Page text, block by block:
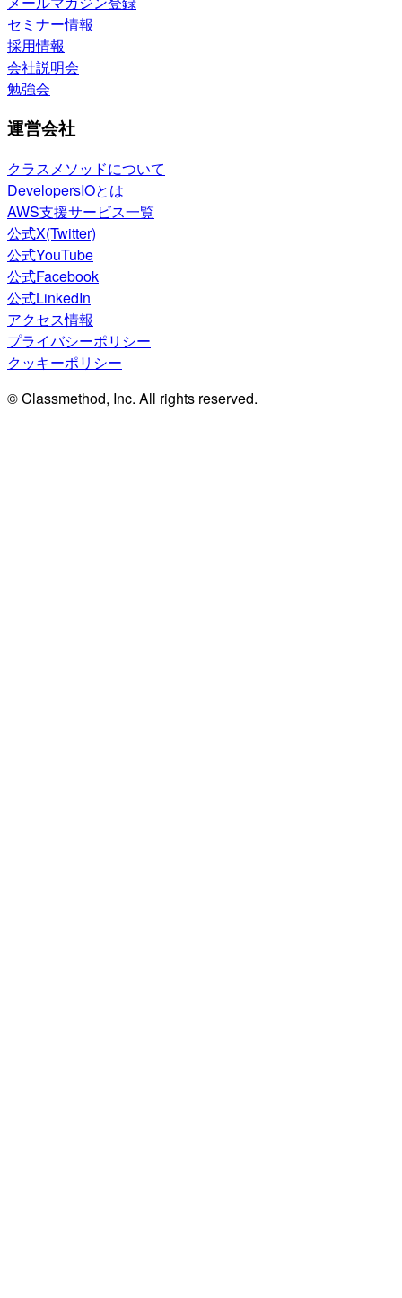
セミナー情報
採用情報
会社説明会
勉強会
運営会社
クラスメソッドについて
DevelopersIOとは
AWS支援サービス一覧
公式X(Twitter)
公式YouTube
公式Facebook
公式LinkedIn
アクセス情報
プライバシーポリシー
クッキーポリシー
© Classmethod, Inc. All rights reserved.